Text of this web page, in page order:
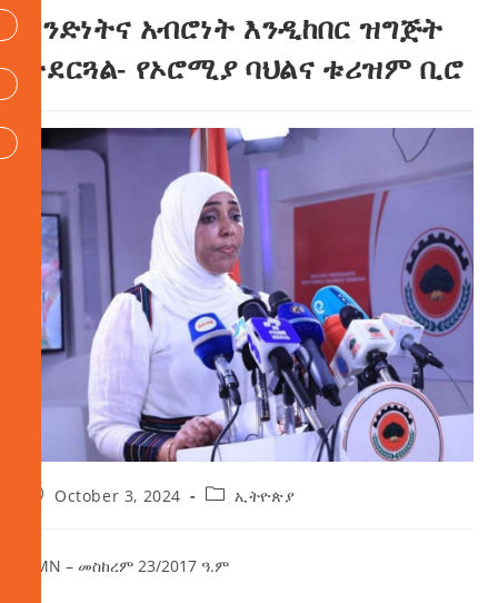
አንድነትና አብሮነት እንዲከበር ዝግጅት
ተደርጓል- የኦሮሚያ ባህልና ቱሪዝም ቢሮ
October 3, 2024 ኢትዮጵያ
AMN – መስከረም 23/2017 ዓ.ም